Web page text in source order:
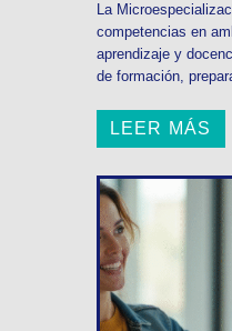
La
competencias en
aprendizaje y
de formación,
LEER MÁS